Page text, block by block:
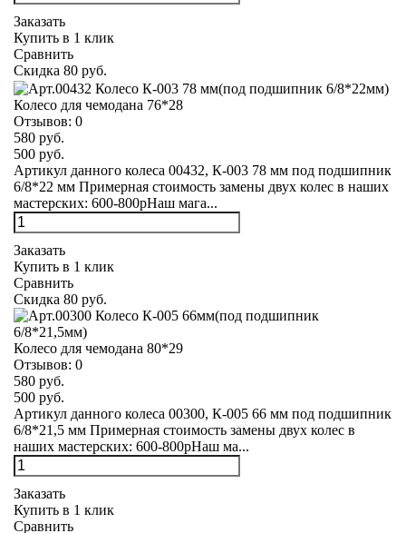
Заказать
Купить в 1 клик
Сравнить
Скидка 80 руб.
Колесо для чемодана 76*28
Отзывов: 0
580 руб.
500 руб.
Артикул данного колеса 00432, К-003 78 мм под подшипник
6/8*22 мм Примерная стоимость замены двух колес в наших
мастерских: 600-800рНаш мага...
Заказать
Купить в 1 клик
Сравнить
Скидка 80 руб.
Колесо для чемодана 80*29
Отзывов: 0
580 руб.
500 руб.
Артикул данного колеса 00300, К-005 66 мм под подшипник
6/8*21,5 мм Примерная стоимость замены двух колес в
наших мастерских: 600-800рНаш ма...
Заказать
Купить в 1 клик
Сравнить